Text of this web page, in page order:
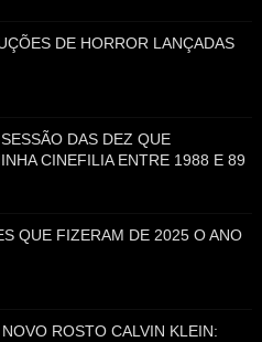
DE HORROR LANÇADAS
DAS DEZ QUE
CINEFILIA ENTRE 1988 E 89
QUE FIZERAM DE 2025 O ANO
ROSTO CALVIN KLEIN: